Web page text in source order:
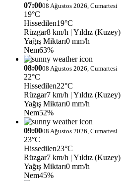
07:0008 Ağustos 2026, Cumartesi
19°C
Hissedilen19°C
Rüzgar8 km/h | Yıldız (Kuzey)
Yağış Miktarı0 mm/h
Nem63%
08:0008 Ağustos 2026, Cumartesi
22°C
Hissedilen22°C
Rüzgar7 km/h | Yıldız (Kuzey)
Yağış Miktarı0 mm/h
Nem52%
09:0008 Ağustos 2026, Cumartesi
23°C
Hissedilen23°C
Rüzgar7 km/h | Yıldız (Kuzey)
Yağış Miktarı0 mm/h
Nem45%